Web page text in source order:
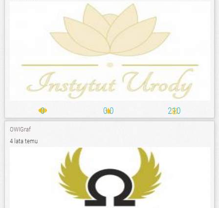
0 0.0 210
OWIGraf
4 lata temu